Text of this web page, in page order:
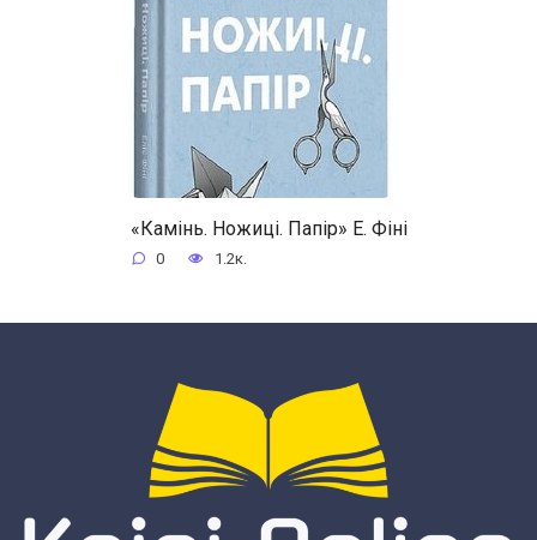
«Камінь. Ножиці. Папір» Е. Фіні
0 1.2к.